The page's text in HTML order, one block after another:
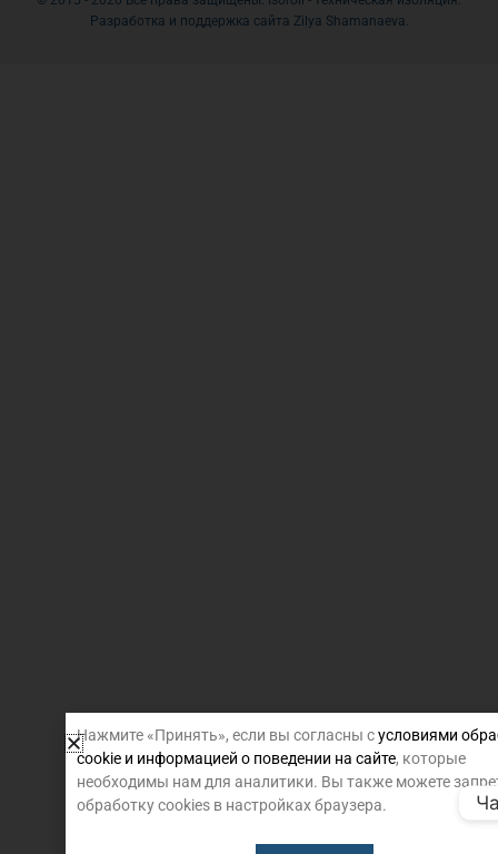
Разработка и поддержка сайта Zilya Shamanaeva.
Нажмите «Принять», если вы согласны сусловиями
cookie и информацией о поведении на сайте, которые
необходимы нам для аналитики. Вы также можете
обработку cookies в настройках браузера.